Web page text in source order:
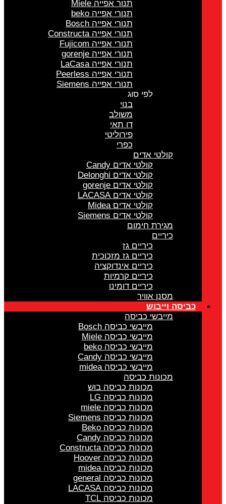
תנור אפייה Miele
תנורי אפייה beko
תנורי אפייה Bosch
תנורי אפייה Constructa
תנורי אפייה Fujicom
תנורי אפייה gorenje
תנורי אפייה LaCasa
תנורי אפייה Peerless
תנורי אפייה Siemens
קולטי אדים
קולטי אדים Candy
קולטי אדים Delonghi
קולטי אדים gorenje
קולטי אדים LACASA
קולטי אדים Midea
קולטי אדים Siemens
מגירת חימום
כיריים גז מזכוכית
כיריים אינדוקציה
כיריים קרמיות
כיריים דומינו
מסנן אוויר
כביסה וייבוש
מייבשי כביסה
מייבשי כביסה Bosch
מייבשי כביסה Miele
מייבשי כביסה beko
מייבשי כביסה Candy
מייבשי כביסה midea
מכונות כביסה
מכונות כביסה בוש
מכונות כביסה LG
מכונות כביסה miele
מכונות כביסה Siemens
מכונות כביסה Beko
מכונות כביסה Candy
מכונות כביסה Constructa
מכונות כביסה Hoover
מכונות כביסה midea
מכונות כביסה general
מכונות כביסה LACASA
מכונות כביסה TCL